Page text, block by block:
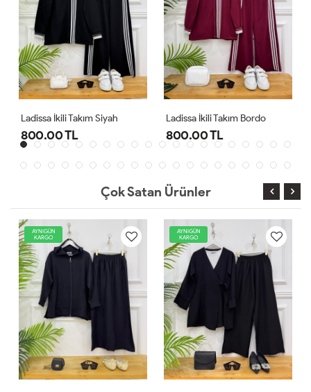
Siyah Ladissa İkili Takım Bordo Midas Oyşo İkili
Çok Satan Ürünler
AYNIGÜN
KARGO
AYNIGÜN
KARGO